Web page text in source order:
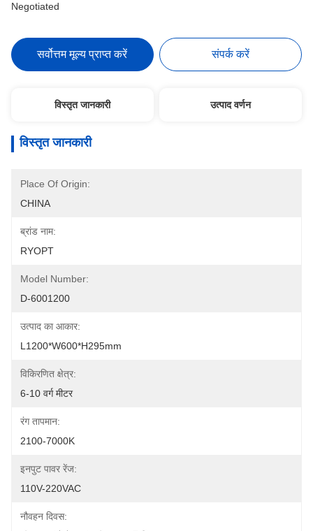
Negotiated
सर्वोत्तम मूल्य प्राप्त करें संपर्क करें
विस्तृत जानकारी उत्पाद वर्णन
विस्तृत जानकारी
Place Of Origin:
CHINA
ब्रांड नाम:
RYOPT
Model Number:
D-6001200
उत्पाद का आकार:
L1200*W600*H295mm
विकिरणित क्षेत्र:
6-10 वर्ग मीटर
रंग तापमान:
2100-7000K
इनपुट पावर रेंज:
110V-220VAC
नौवहन दिवस: